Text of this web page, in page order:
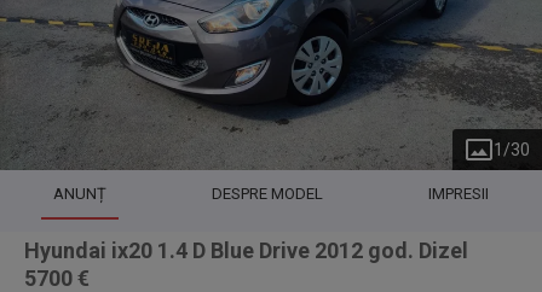
1/30
ANUNȚ DESPRE MODEL IMPRESII
Hyundai ix20 1.4 D Blue Drive 2012 god. Dizel
5700 €